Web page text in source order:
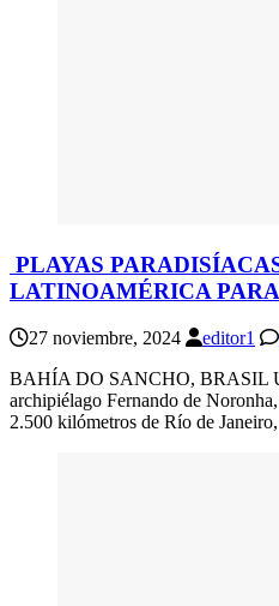
PLAYAS
LATINOAMÉRICA
27 noviembre, 2024 editor1
BAHÍA DO SANCHO, BRASIL
archipiélago Fernando de
2.500 kilómetros de Río de